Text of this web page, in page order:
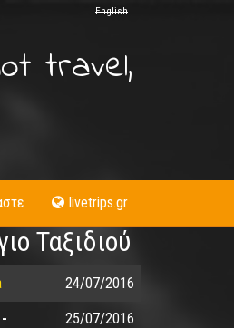
English
travel,
livetrips.gr
Ταξιδιού
24/07/2016
25/07/2016